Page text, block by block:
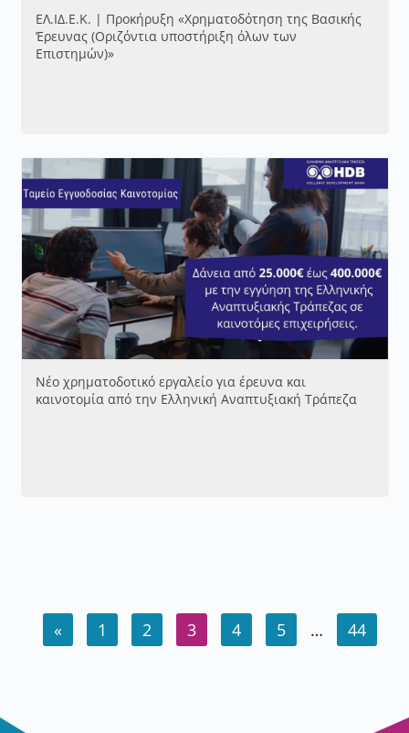
ΕΛ.ΙΔ.Ε.Κ. | Προκήρυξη «Χρηματοδότηση της Βασικής
Έρευνας (Οριζόντια υποστήριξη όλων των
Επιστημών)»
Νέο χρηματοδοτικό εργαλείο για έρευνα και
καινοτομία από την Ελληνική Αναπτυξιακή Τράπεζα
« 1 2 3 4 5 … 44